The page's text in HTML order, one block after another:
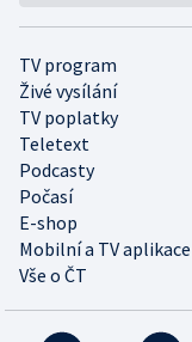
TV program
Živé vysílání
TV poplatky
Teletext
Podcasty
Počasí
E-shop
Mobilní a TV aplikace
Vše o ČT